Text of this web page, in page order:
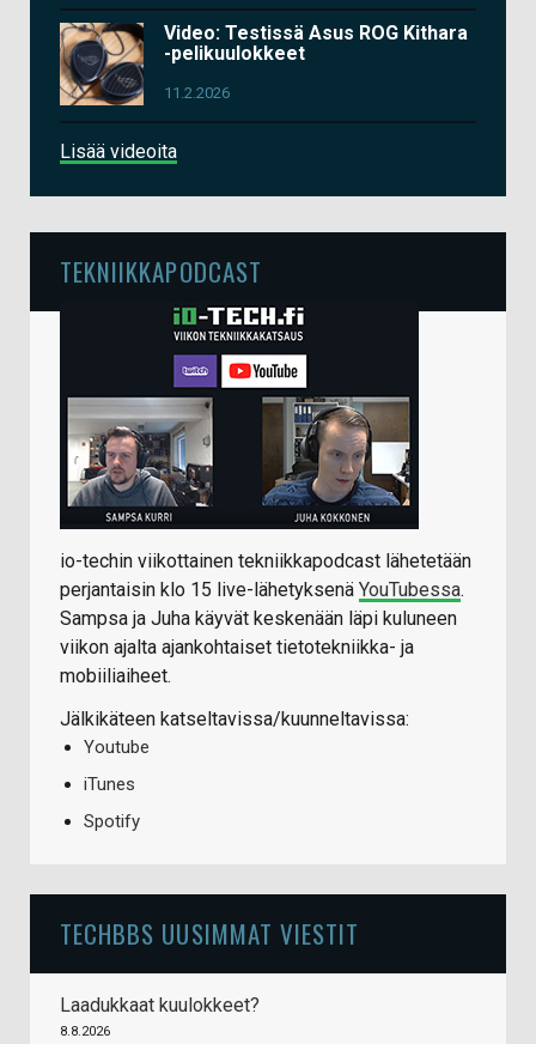
Video: Testissä Asus ROG Kithara
-pelikuulokkeet
11.2.2026
Lisää videoita
TEKNIIKKAPODCAST
io-techin viikottainen tekniikkapodcast lähetetään
perjantaisin klo 15 live-lähetyksenä YouTubessa.
Sampsa ja Juha käyvät keskenään läpi kuluneen
viikon ajalta ajankohtaiset tietotekniikka- ja
mobiiliaiheet.
Jälkikäteen katseltavissa/kuunneltavissa:
Youtube
iTunes
Spotify
TECHBBS UUSIMMAT VIESTIT
Laadukkaat kuulokkeet?
8.8.2026